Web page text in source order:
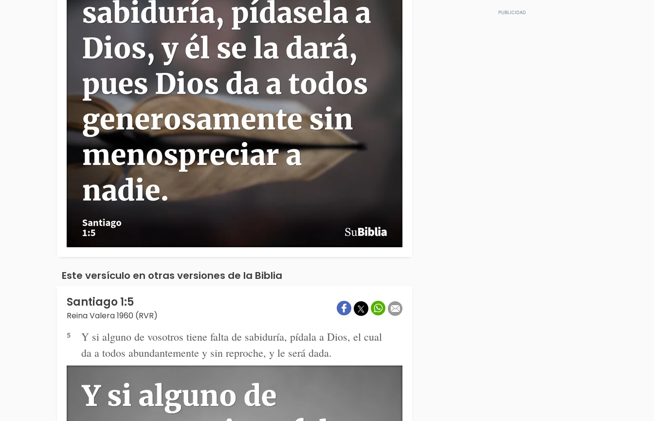
Este versículo en otras versiones de la Biblia
Santiago 1:5
Reina Valera 1960 (RVR)
5
Y si alguno de vosotros tiene falta de sabiduría, pídala a Dios, el cual
da a todos abundantemente y sin reproche, y le será dada.